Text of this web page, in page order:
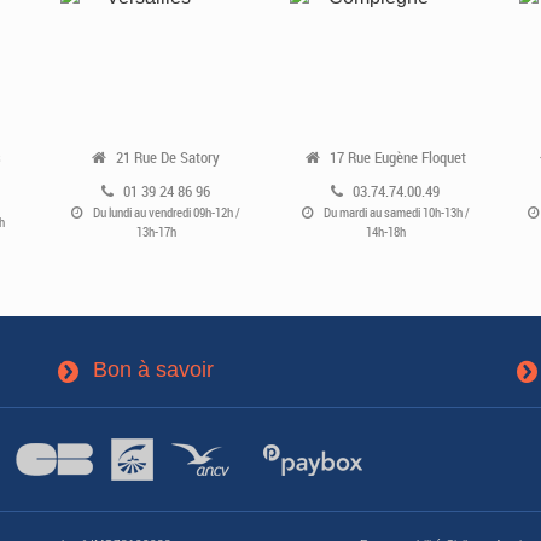
21 Rue De Satory
01 39 24 86 96
Du lundi au vendredi 09h-12h /
13h-17h
17 Rue Eugène Floquet
03.74.74.00.49
Du mardi au samedi 10h-13h /
14h-18h
3 Bon à savoir 3